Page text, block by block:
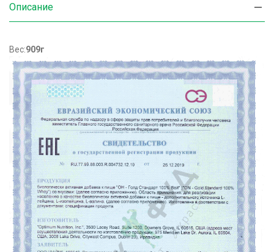
Описание
Вес:909г